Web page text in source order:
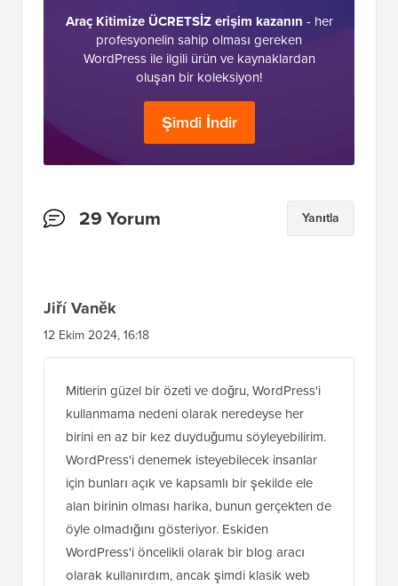
Araç Kitimize ÜCRETSİZ erişim kazanın - her
profesyonelin sahip olması gereken
WordPress ile ilgili ürün ve kaynaklardan
oluşan bir koleksiyon!
Şimdi İndir
Okuyucu29 Yorum Yanıtla
Jiří Vaněk
12 Ekim 2024, 16:18
Mitlerin güzel bir özeti ve doğru, WordPress'i
kullanmama nedeni olarak neredeyse her
birini en az bir kez duyduğumu söyleyebilirim.
WordPress'i denemek isteyebilecek insanlar
için bunları açık ve kapsamlı bir şekilde ele
alan birinin olması harika, bunun gerçekten de
öyle olmadığını gösteriyor. Eskiden
WordPress'i öncelikli olarak bir blog aracı
olarak kullanırdım, ancak şimdi klasik web